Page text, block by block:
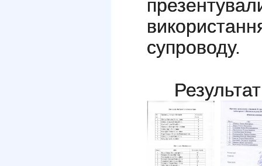
супроводу.